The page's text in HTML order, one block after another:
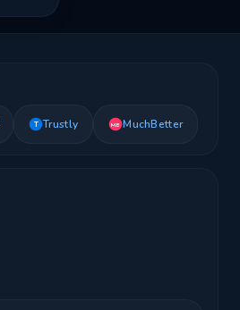
T Trustly MB MuchBetter